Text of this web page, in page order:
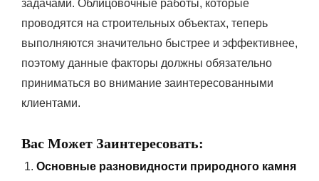
задачами. Облицовочные работы, которые
проводятся на строительных объектах, теперь
выполняются значительно быстрее и эффективнее,
поэтому данные факторы должны обязательно
приниматься во внимание заинтересованными
клиентами.
Вас Может Заинтересовать:
Основные разновидности природного камня